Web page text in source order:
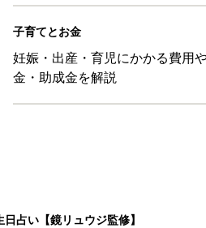
子育てとお金
妊娠・出産・育児にかかる費用
金・助成金を解説
占い【鏡リュウジ監修】